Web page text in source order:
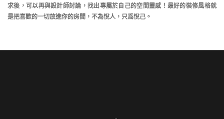
求後，可以再與設計師討論，找出專屬於自己的空間靈感！最好的裝修風格就
是把喜歡的一切放進你的房間，不為悅人，只爲悅己。